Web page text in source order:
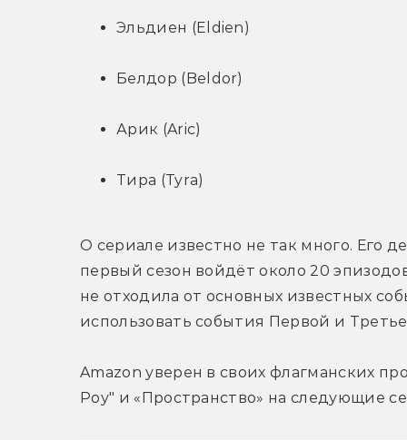
Эльдиен (Eldien)
Белдор (Beldor)
Арик (Aric)
Тира (Tyra)
О сериале известно не так много. Его
первый сезон войдёт около 20
не отходила от основных известных
использовать события Первой и
Amazon уверен в своих флагманских
Роу" и «Пространство» на следующие